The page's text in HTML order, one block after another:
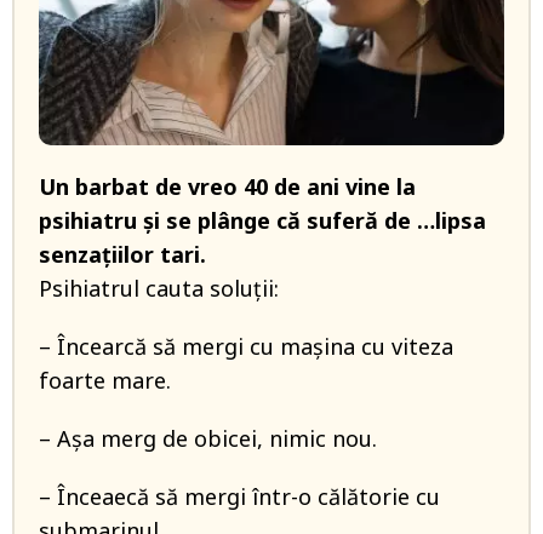
Un barbat de vreo 40 de ani vine la
psihiatru și se plânge că suferă de …lipsa
senzațiilor tari.
Psihiatrul cauta soluții:
– Încearcă să mergi cu mașina cu viteza
foarte mare.
– Așa merg de obicei, nimic nou.
– Înceaecă să mergi într-o călătorie cu